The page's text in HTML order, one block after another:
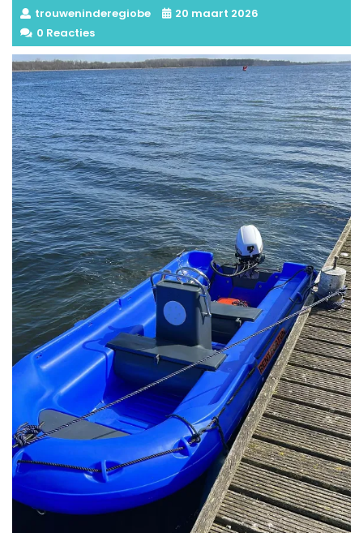
trouweninderegiobe
20 maart 2026
0 Reacties